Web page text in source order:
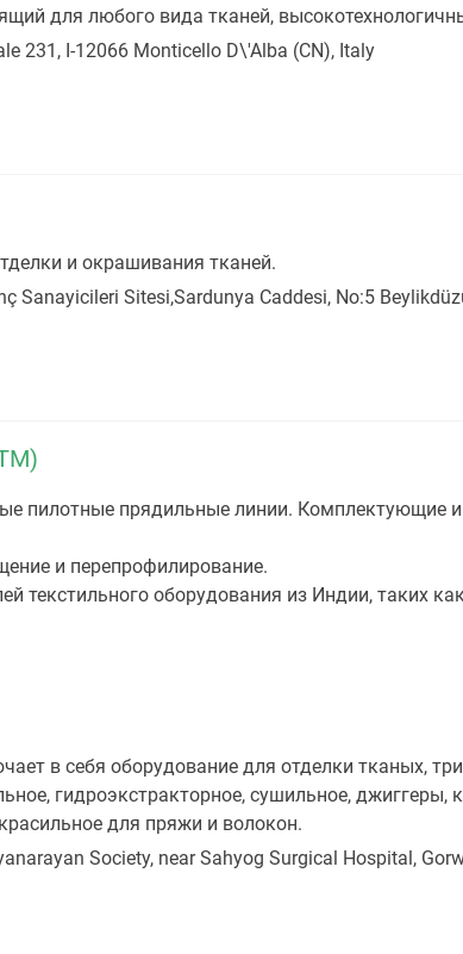
для любого вида тканей,
231, I-12066 Monticello D\'Alba (CN), Italy
и окрашивания тканей.
Sanayicileri Sitesi,Sardunya Caddesi, No:5
пилотные прядильные линии. Комплектующие
и перепрофилирование.
текстильного оборудования из Индии, таких
в себя оборудование для отделки тканых,
гидроэкстракторное, сушильное, джиггеры,
для пряжи и волокон.
Society, near Sahyog Surgical Hospital,